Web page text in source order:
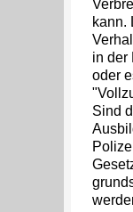
kann.
in der
oder
Sind